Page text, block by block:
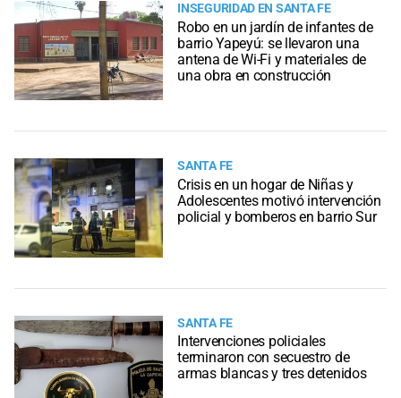
INSEGURIDAD EN SANTA FE
Robo en un jardín de infantes de
barrio Yapeyú: se llevaron una
antena de Wi-Fi y materiales de
una obra en construcción
SANTA FE
Crisis en un hogar de Niñas y
Adolescentes motivó intervención
policial y bomberos en barrio Sur
SANTA FE
Intervenciones policiales
terminaron con secuestro de
armas blancas y tres detenidos